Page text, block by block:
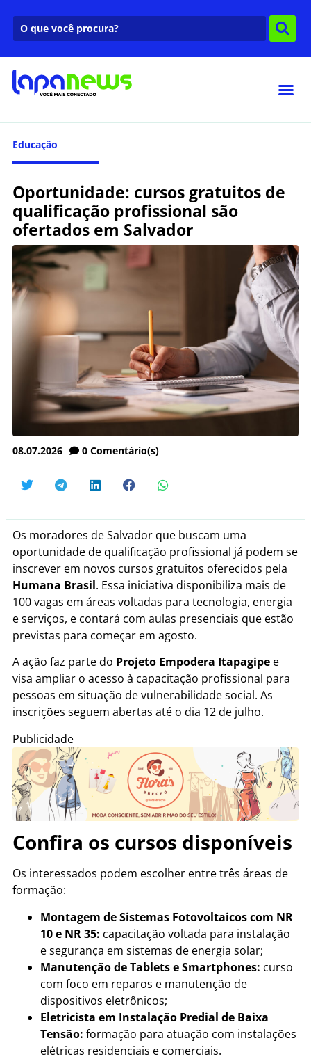
Educação
Oportunidade: cursos gratuitos de
qualificação profissional são
ofertados em Salvador
08.07.2026 0 Comentário(s)
Os moradores de Salvador que buscam uma
oportunidade de qualificação profissional já podem se
inscrever em novos cursos gratuitos oferecidos pela
Humana Brasil. Essa iniciativa disponibiliza mais de
100 vagas em áreas voltadas para tecnologia, energia
e serviços, e contará com aulas presenciais que estão
previstas para começar em agosto.
A ação faz parte do Projeto Empodera Itapagipe e
visa ampliar o acesso à capacitação profissional para
pessoas em situação de vulnerabilidade social. As
inscrições seguem abertas até o dia 12 de julho.
Publicidade
Confira os cursos disponíveis
Os interessados podem escolher entre três áreas de
formação:
Montagem de Sistemas Fotovoltaicos com NR
10 e NR 35: capacitação voltada para instalação
e segurança em sistemas de energia solar;
Manutenção de Tablets e Smartphones: curso
com foco em reparos e manutenção de
dispositivos eletrônicos;
Eletricista em Instalação Predial de Baixa
Tensão: formação para atuação com instalações
elétricas residenciais e comerciais.